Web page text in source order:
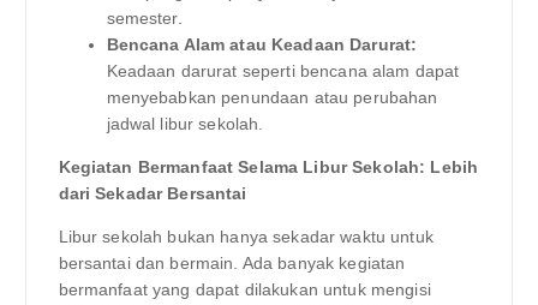
semester.
Bencana Alam atau Keadaan Darurat:
Keadaan darurat seperti bencana alam dapat
menyebabkan penundaan atau perubahan
jadwal libur sekolah.
Kegiatan Bermanfaat Selama Libur Sekolah: Lebih
dari Sekadar Bersantai
Libur sekolah bukan hanya sekadar waktu untuk
bersantai dan bermain. Ada banyak kegiatan
bermanfaat yang dapat dilakukan untuk mengisi